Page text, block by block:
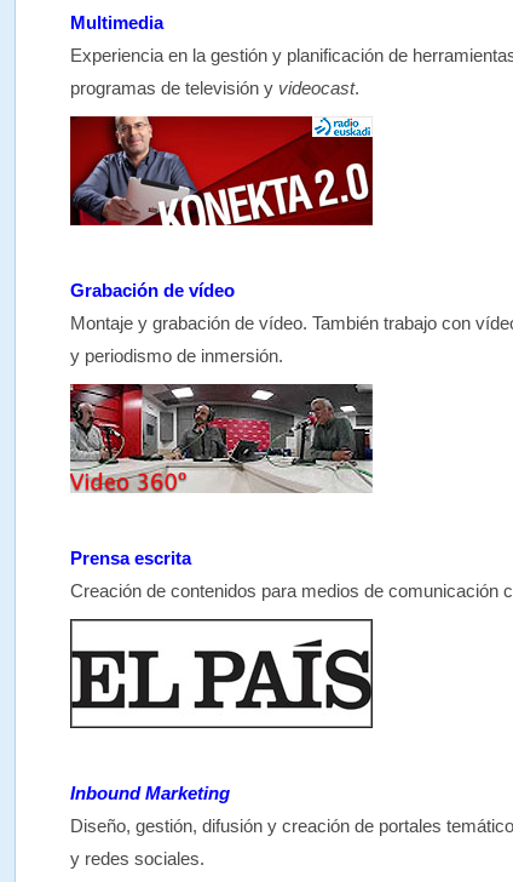
Multimedia
Experiencia en la gestión y planificación de
programas de televisión y videocast.
Grabación de vídeo
Montaje y grabación de vídeo. También trabajo con
y periodismo de inmersión.
Prensa escrita
Creación de contenidos para medios de comunicación
Inbound Marketing
Diseño, gestión, difusión y creación de portales
y redes sociales.